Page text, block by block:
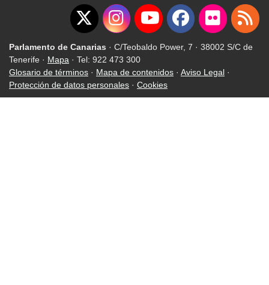
Parlamento de Canarias · C/Teobaldo Power, 7 · 38002 S/C de
Tenerife · Mapa · Tel: 922 473 300
Glosario de términos · Mapa de contenidos · Aviso Legal ·
Protección de datos personales · Cookies